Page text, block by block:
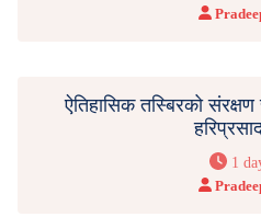
ऐतिहासिक तस्बिरको संरक्षण
1